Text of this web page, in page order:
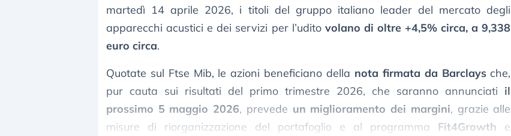
martedì 14 aprile 2026, i titoli del gruppo italiano leader del mercato degli
apparecchi acustici e dei servizi per l’udito volano di oltre +4,5% circa, a 9,338
euro circa.
Quotate sul Ftse Mib, le azioni beneficiano della nota firmata da Barclaysche,
pur cauta sui risultati del primo trimestre 2026, che saranno annunciati il
prossimo 5 maggio 2026, prevede un miglioramento dei margini, grazie alle
misure di riorganizzazione del portafoglio e al programma Fit4Growth e